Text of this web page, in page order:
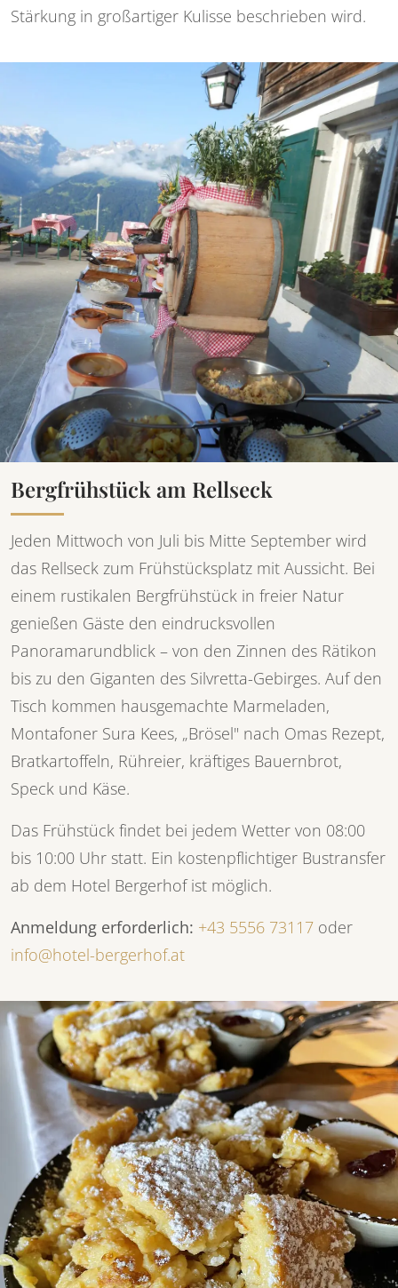
Stärkung in großartiger Kulisse beschrieben wird.
Bergfrühstück am Rellseck
Jeden Mittwoch von Juli bis Mitte September wird
das Rellseck zum Frühstücksplatz mit Aussicht. Bei
einem rustikalen Bergfrühstück in freier Natur
genießen Gäste den eindrucksvollen
Panoramarundblick – von den Zinnen des Rätikon
bis zu den Giganten des Silvretta-Gebirges. Auf den
Tisch kommen hausgemachte Marmeladen,
Montafoner Sura Kees, „Brösel" nach Omas Rezept,
Bratkartoffeln, Rühreier, kräftiges Bauernbrot,
Speck und Käse.
Das Frühstück findet bei jedem Wetter von 08:00
bis 10:00 Uhr statt. Ein kostenpflichtiger Bustransfer
ab dem Hotel Bergerhof ist möglich.
Anmeldung erforderlich: +43 5556 73117 oder
info@hotel-bergerhof.at